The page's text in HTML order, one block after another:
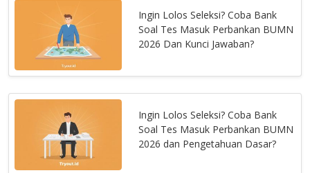
Ingin Lolos Seleksi? Coba Bank
Soal Tes Masuk Perbankan BUMN
2026 Dan Kunci Jawaban?
Ingin Lolos Seleksi? Coba Bank
Soal Tes Masuk Perbankan BUMN
2026 dan Pengetahuan Dasar?